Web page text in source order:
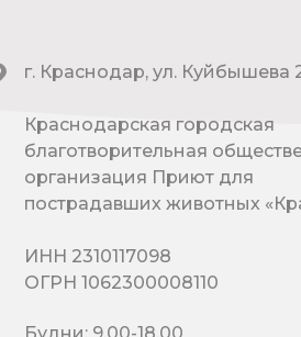
г. Краснодар, ул. Куйбышева
Краснодарская городская
благотворительная
организация Приют для
пострадавших животных
ИНН 2310117098
ОГРН 1062300008110